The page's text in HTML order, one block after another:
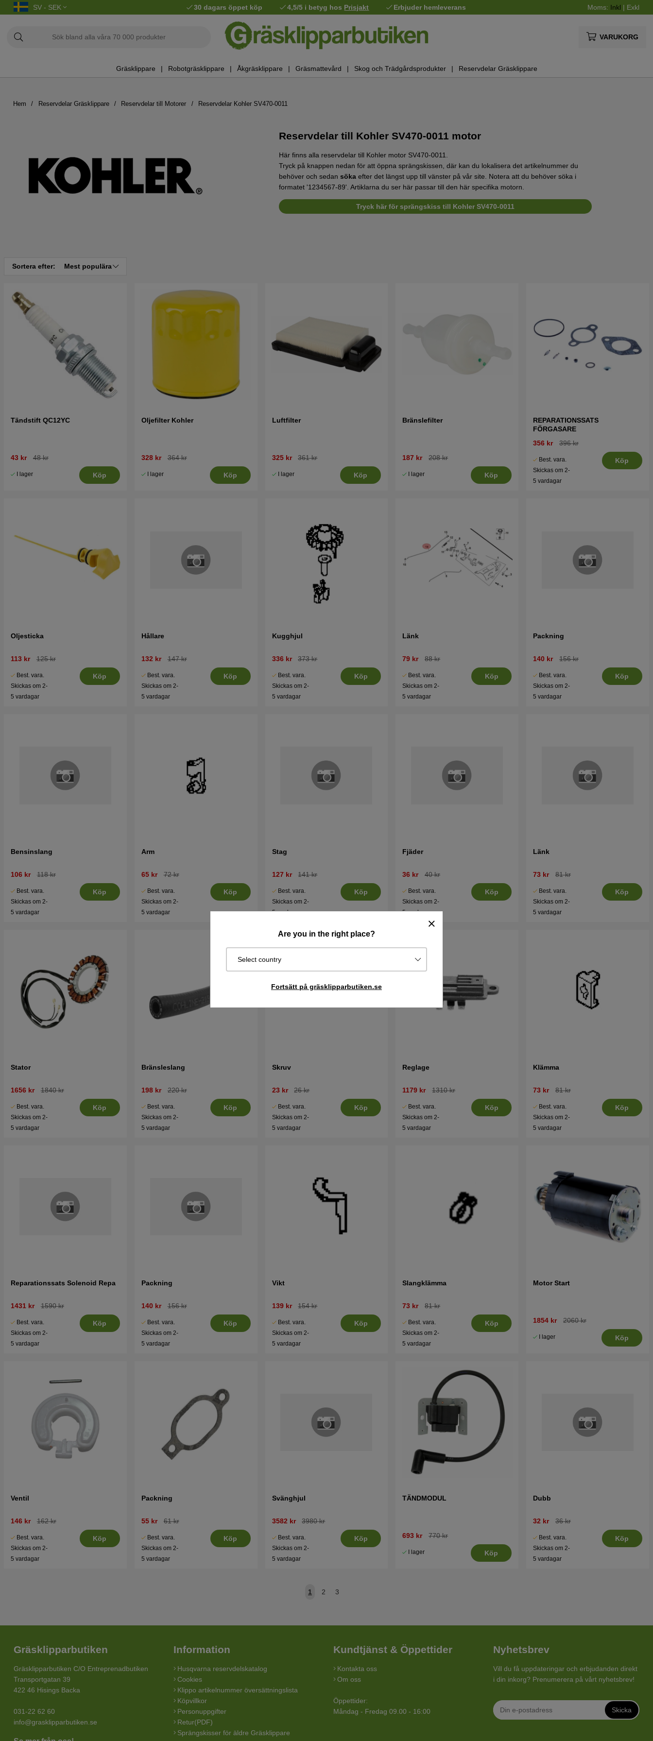
SV - SEK 30 dagars öppet köp 4,5/5 i betyg hos Prisjakt Erbjuder hemleverans Moms: Inkl | Exkl
VARUKORG
Gräsklippare Robotgräsklippare Åkgräsklippare Gräsmattevård Skog och Trädgårdsprodukter Reservdelar Gräsklippare
Are you in the right place?
Select country
Fortsätt på gräsklipparbutiken.se
Hem Reservdelar Gräsklippare Reservdelar till Motorer Reservdelar Kohler SV470-0011
Reservdelar till Kohler SV470-0011 motor
Här finns alla reservdelar till Kohler motor SV470-0011.
Tryck på knappen nedan för att öppna sprängskissen, där kan du lokalisera det artikelnummer du
behöver och sedan söka efter det längst upp till vänster på vår site. Notera att du behöver söka i
formatet '1234567-89'. Artiklarna du ser här passar till den här specifika motorn.
Tryck här för sprängskiss till Kohler SV470-0011
Sortera efter: Mest populära
Tändstift QC12YC
43 kr 48 kr
I lager Köp
Oljefilter Kohler
328 kr 364 kr
I lager Köp
Luftfilter
325 kr 361 kr
I lager Köp
Bränslefilter
187 kr 208 kr
I lager Köp
REPARATIONSSATS
FÖRGASARE
356 kr
396 kr
Best. vara.
Skickas om 2-
5 vardagar
Köp
Oljesticka
113 kr 125 kr
Best. vara.
Skickas om 2-
5 vardagar
Köp
Hållare
132 kr 147 kr
Best. vara.
Skickas om 2-
5 vardagar
Köp
Kugghjul
336 kr 373 kr
Best. vara.
Skickas om 2-
5 vardagar
Köp
Länk
79 kr 88 kr
Best. vara.
Skickas om 2-
5 vardagar
Köp
Packning
140 kr 156 kr
Best. vara.
Skickas om 2-
5 vardagar
Köp
Bensinslang
106 kr 118 kr
Best. vara.
Skickas om 2-
5 vardagar
Köp
Arm
65 kr 72 kr
Best. vara.
Skickas om 2-
5 vardagar
Köp
Stag
127 kr 141 kr
Best. vara.
Skickas om 2-
5 vardagar
Köp
Fjäder
36 kr 40 kr
Best. vara.
Skickas om 2-
5 vardagar
Köp
Länk
73 kr 81 kr
Best. vara.
Skickas om 2-
5 vardagar
Köp
Stator
1656 kr 1840 kr
Best. vara.
Skickas om 2-
5 vardagar
Köp
Bränsleslang
198 kr 220 kr
Best. vara.
Skickas om 2-
5 vardagar
Köp
Skruv
23 kr 26 kr
Best. vara.
Skickas om 2-
5 vardagar
Köp
Reglage
1179 kr 1310 kr
Best. vara.
Skickas om 2-
5 vardagar
Köp
Klämma
73 kr 81 kr
Best. vara.
Skickas om 2-
5 vardagar
Köp
Reparationssats Solenoid Repa
1431 kr 1590 kr
Best. vara.
Skickas om 2-
5 vardagar
Köp
Packning
140 kr 156 kr
Best. vara.
Skickas om 2-
5 vardagar
Köp
Vikt
139 kr 154 kr
Best. vara.
Skickas om 2-
5 vardagar
Köp
Slangklämma
73 kr 81 kr
Best. vara.
Skickas om 2-
5 vardagar
Köp
Motor Start
1854 kr 2060 kr
I lager Köp
Ventil
146 kr 162 kr
Best. vara.
Skickas om 2-
5 vardagar
Köp
Packning
55 kr 61 kr
Best. vara.
Skickas om 2-
5 vardagar
Köp
Svänghjul
3582 kr 3980 kr
Best. vara.
Skickas om 2-
5 vardagar
Köp
TÄNDMODUL
693 kr 770 kr
I lager Köp
Dubb
32 kr 36 kr
Best. vara.
Skickas om 2-
5 vardagar
Köp
1 2 3
Gräsklipparbutiken
Gräsklipparbutiken C/O Entreprenadbutiken
Transportgatan 39
422 46 Hisings Backa
031-22 62 60
info@grasklipparbutiken.se
Information
Husqvarna reservdelskatalog
Cookies
Klippo artikelnummer översättningslista
Köpvillkor
Personuppgifter
Retur(PDF)
Sprängskisser för äldre Gräsklippare
Kundtjänst & Öppettider
Kontakta oss
Om oss
Öppettider:
Måndag - Fredag 09.00 - 16:00
Nyhetsbrev
Vill du få uppdateringar och erbjudanden direkt
i din inkorg? Prenumerera på vårt nyhetsbrev!
Skicka